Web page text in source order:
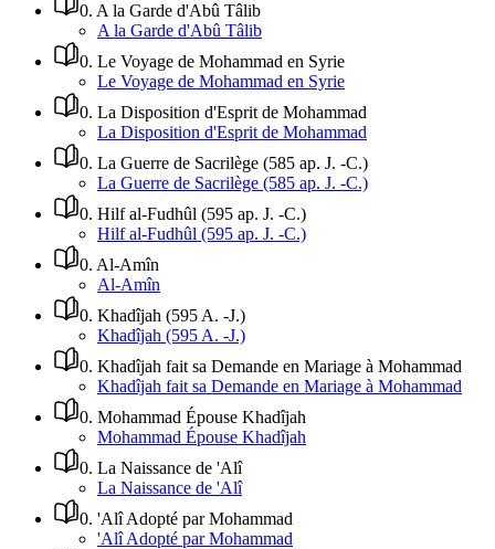
0. A la Garde d'Abû Tâlib
A la Garde d'Abû Tâlib
0. Le Voyage de Mohammad en Syrie
Le Voyage de Mohammad en Syrie
0. La Disposition d'Esprit de Mohammad
La Disposition d'Esprit de Mohammad
0. La Guerre de Sacrilège (585 ap. J. -C.)
La Guerre de Sacrilège (585 ap. J. -C.)
0. Hilf al-Fudhûl (595 ap. J. -C.)
Hilf al-Fudhûl (595 ap. J. -C.)
0. Al-Amîn
Al-Amîn
0. Khadîjah (595 A. -J.)
Khadîjah (595 A. -J.)
0. Khadîjah fait sa Demande en Mariage à Mohammad
Khadîjah fait sa Demande en Mariage à Mohammad
0. Mohammad Épouse Khadîjah
Mohammad Épouse Khadîjah
0. La Naissance de 'Alî
La Naissance de 'Alî
0. 'Alî Adopté par Mohammad
'Alî Adopté par Mohammad